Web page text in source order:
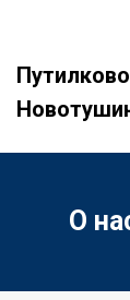
Путилково
О